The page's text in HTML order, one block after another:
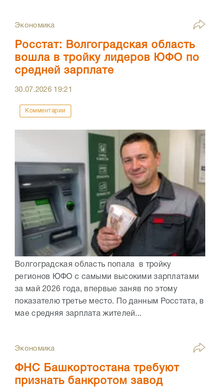
Экономика
Росстат: Волгоградская область
вошла в тройку лидеров ЮФО по
средней зарплате
30.07.2026 19:21
Комментарии
Волгоградская область попала в тройку
регионов ЮФО с самыми высокими зарплатами
за май 2026 года, впервые заняв по этому
показателю третье место. По данным Росстата, в
мае средняя зарплата жителей...
Экономика
ФНС Башкортостана требуют
признать банкротом завод